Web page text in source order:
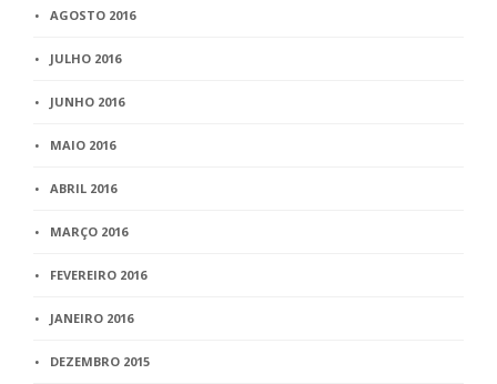
AGOSTO 2016
JULHO 2016
JUNHO 2016
MAIO 2016
ABRIL 2016
MARÇO 2016
FEVEREIRO 2016
JANEIRO 2016
DEZEMBRO 2015